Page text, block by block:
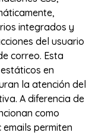
integrados y
del usuario
correo. Esta
en
la atención del
A diferencia de
como
permiten